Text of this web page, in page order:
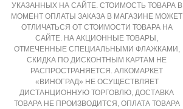
УКАЗАННЫХ НА САЙТЕ. СТОИМОСТЬ ТОВАРА В
МОМЕНТ ОПЛАТЫ ЗАКАЗА В МАГАЗИНЕ МОЖЕТ
ОТЛИЧАТЬСЯ ОТ СТОИМОСТИ ТОВАРА НА
САЙТЕ. НА АКЦИОННЫЕ ТОВАРЫ,
ОТМЕЧЕННЫЕ СПЕЦИАЛЬНЫМИ ФЛАЖКАМИ,
СКИДКА ПО ДИСКОНТНЫМ КАРТАМ НЕ
РАСПРОСТРАНЯЕТСЯ. АЛКОМАРКЕТ
«ВИНОГРАД» НЕ ОСУЩЕСТВЛЯЕТ
ДИСТАНЦИОННУЮ ТОРГОВЛЮ, ДОСТАВКА
ТОВАРА НЕ ПРОИЗВОДИТСЯ, ОПЛАТА ТОВАРА